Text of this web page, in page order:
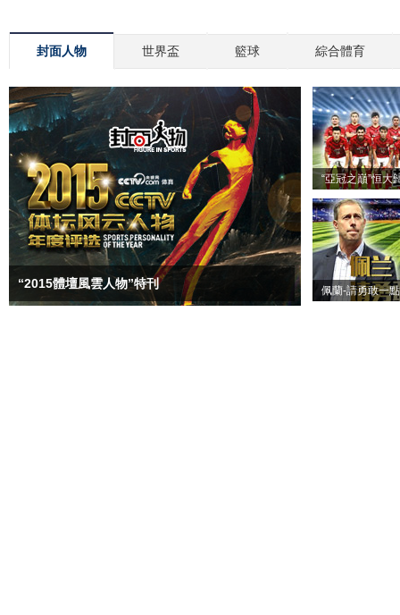
封面人物 世界盃 籃球 綜合體育
“2015體壇風雲人物”特刊
“亞冠之巔”恒大
佩蘭-請勇敢一點